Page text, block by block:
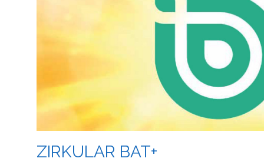
ZIRKULAR BAT+